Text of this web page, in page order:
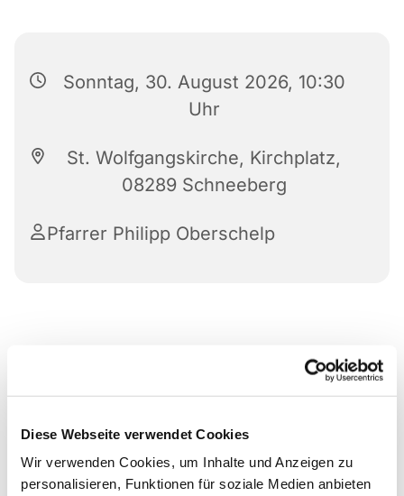
Diese Webseite verwendet Cookies
Wir verwenden Cookies, um Inhalte und Anzeigen zu
personalisieren, Funktionen für soziale Medien anbieten
Sonntag, 30. August 2026, 10:30
Uhr
St. Wolfgangskirche, Kirchplatz,
08289 Schneeberg
Pfarrer Philipp Oberschelp